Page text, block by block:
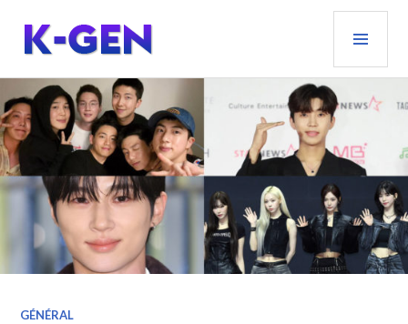
contenu
principal
K-GEN
GÉNÉRAL